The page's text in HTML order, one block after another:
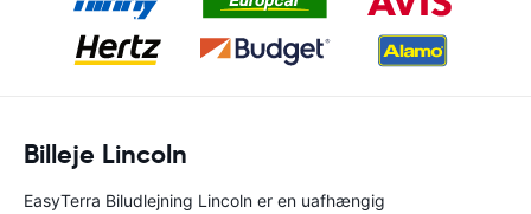
Billeje Lincoln
EasyTerra Biludlejning Lincoln er en uafhængig